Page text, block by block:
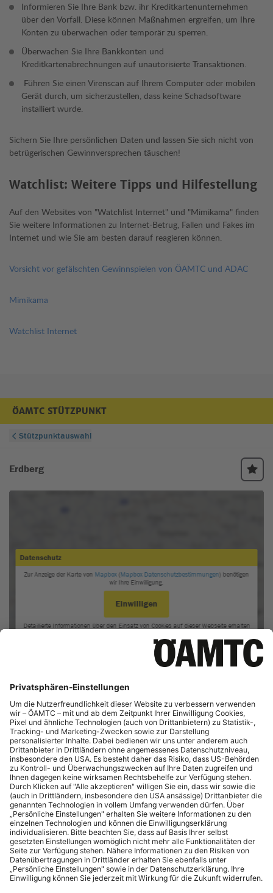
Informieren Sie Ihre Bank bzw. ihr Kreditkartenunternehmen
über den Vorfall. Diese können Maßnahmen ergreifen, um Ihre
Konten zu überwachen oder temporär zu sperren.
Überwachen Sie Ihre Bankkonten und
Kreditkartenabrechnungen auf unautorisierte Transaktionen.
Führen Sie einen Virenscan auf Ihrem Computer oder mobilen
Gerät durch, um sicherzustellen, dass keine Schadsoftware
installiert wurde.
Sichern Sie Ihre persönlichen Daten und lassen Sie sich nicht von
betrügerischen Gewinnversprechen täuschen!
Watchlist: Weitere Tipps und Hilfestellung
Auf den Websites von "Watchlist Internet" und "Mimikama" finden
Sie weitere Informationen zu Internet-Betrug, Fallen und Fakes im
Internet und wie Sie am besten darauf reagieren können.
Vorsicht vor gefälschten Gewinnspielen von ÖAMTC und ADAC
Mimikama
Watchlist Internet
ÖAMTC STÜTZPUNKT